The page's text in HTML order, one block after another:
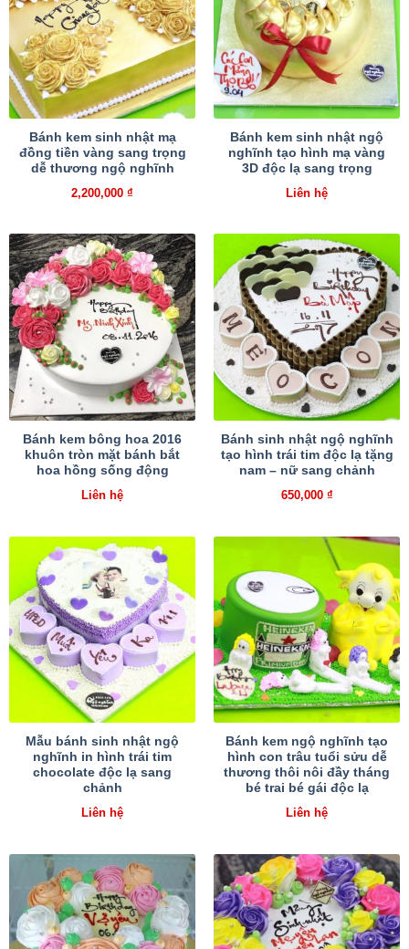
Bánh kem sinh nhật mạ
đồng tiền vàng sang trọng
dễ thương ngộ nghĩnh
2,200,000 ₫
Bánh kem sinh nhật ngộ
nghĩnh tạo hình mạ vàng
3D độc lạ sang trọng
Liên hệ
Bánh kem bông hoa 2016
khuôn tròn mặt bánh bắt
hoa hồng sống động
Liên hệ
Bánh sinh nhật ngộ nghĩnh
tạo hình trái tim độc lạ tặng
nam – nữ sang chảnh
650,000 ₫
Mẫu bánh sinh nhật ngộ
nghĩnh in hình trái tim
chocolate độc lạ sang
chảnh
Liên hệ
Bánh kem ngộ nghĩnh tạo
hình con trâu tuổi sửu dễ
thương thôi nôi đầy tháng
bé trai bé gái độc lạ
Liên hệ